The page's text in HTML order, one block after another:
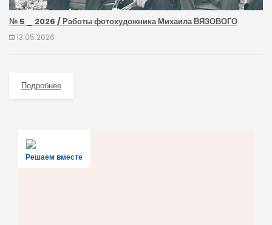
№ 5 _ 2026 / Работы фотохудожника Михаила ВЯЗОВОГО
13.05.2026
Подробнее
Решаем вместе